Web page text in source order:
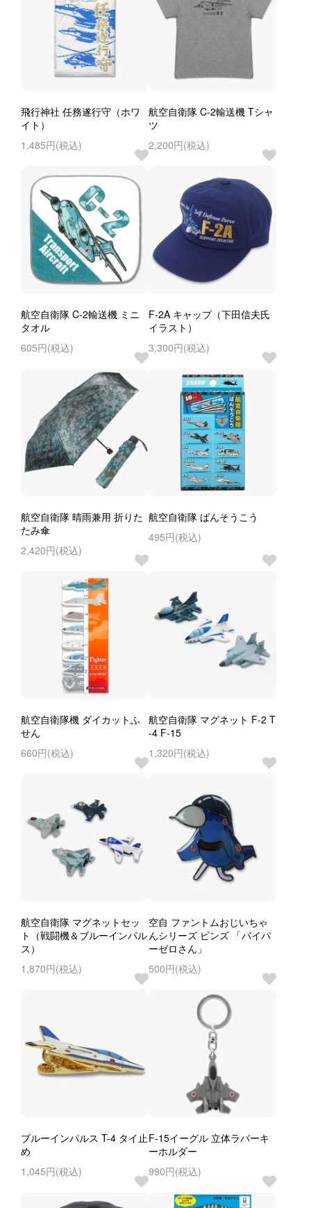
飛行神社 任務遂行守（ホワ
イト）
1,485円(税込)
航空自衛隊 C-2輸送機 Tシャ
ツ
2,200円(税込)
航空自衛隊 C-2輸送機 ミニ
タオル
605円(税込)
F-2A キャップ（下田信夫氏
イラスト）
3,300円(税込)
航空自衛隊 晴雨兼用 折りた
たみ傘
2,420円(税込)
航空自衛隊 ばんそうこう
495円(税込)
航空自衛隊機 ダイカットふ
せん
660円(税込)
航空自衛隊 マグネット F-2 T
-4 F-15
1,320円(税込)
航空自衛隊 マグネットセッ
ト（戦闘機＆ブルーインパル
ス）
1,870円(税込)
空自 ファントムおじいちゃ
んシリーズ ピンズ 「バイパ
ーゼロさん」
500円(税込)
ブルーインパルス T-4 タイ止
め
1,045円(税込)
F-15イーグル 立体ラバーキ
ーホルダー
990円(税込)